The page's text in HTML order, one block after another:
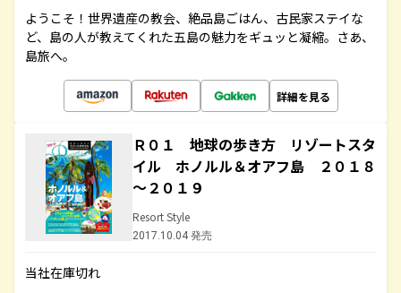
ようこそ！世界遺産の教会、絶品島ごはん、古民家ステイな
ど、島の人が教えてくれた五島の魅力をギュッと凝縮。さあ、
島旅へ。
詳細を見る
Ｒ０１ 地球の歩き方 リゾートスタ
イル ホノルル＆オアフ島 ２０１８
～２０１９
Resort Style
2017.10.04 発売
当社在庫切れ